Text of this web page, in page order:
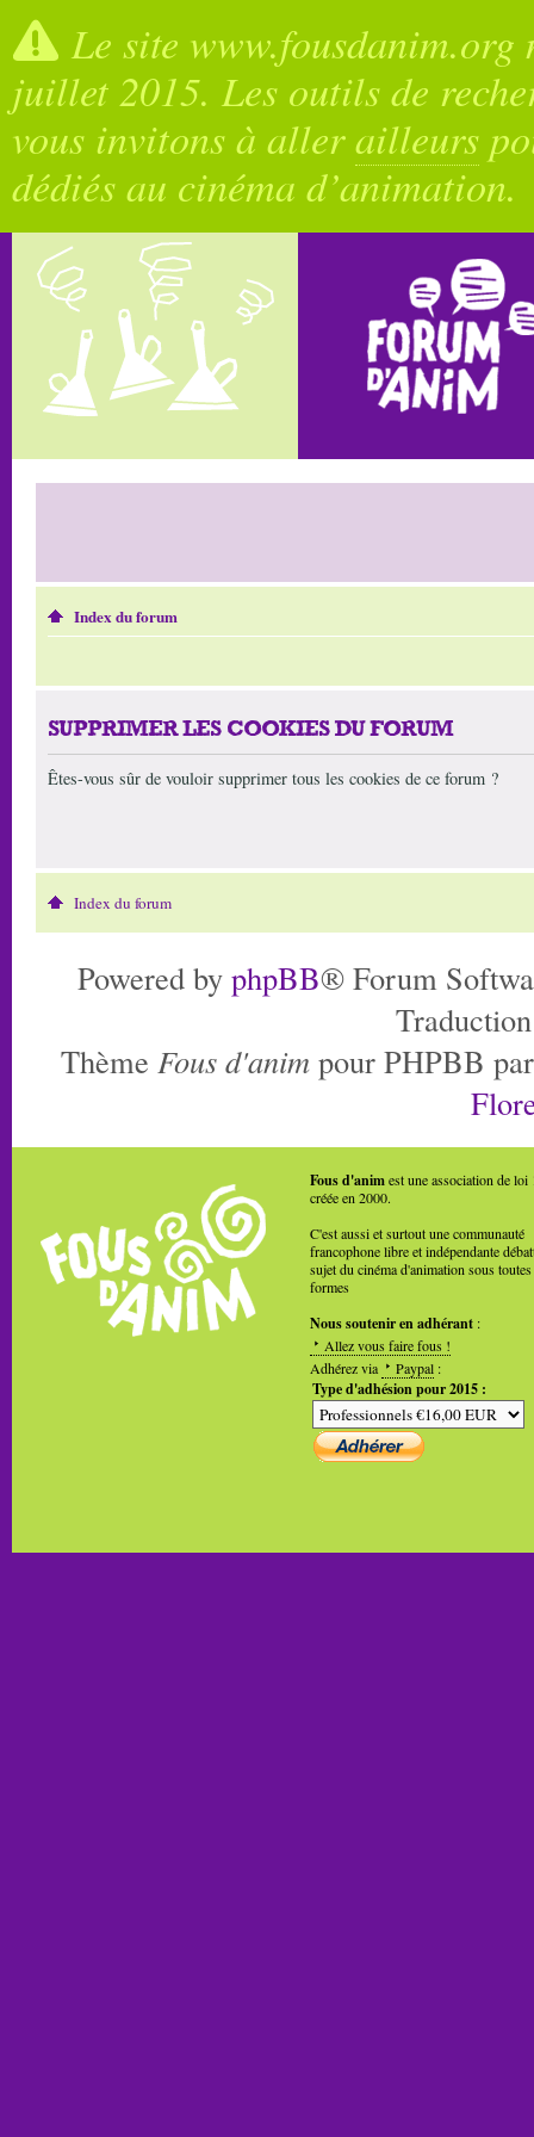
Le site
juillet 2015. Les outils de
vous invitons à allerailleurs
dédiés au cinéma d’animation.
Index du forum
SUPPRIMER LES COOKIES DU FORUM
Êtes-vous sûr de vouloir supprimer tous les cookies de ce forum ?
Index du forum
Powered by phpBB® Forum
Thème Fous d'anim pour PHPBB
Fous d'animest une association de loi
créée en 2000.
C'est aussi et surtout une communauté
francophone libre et indépendante
sujet du cinéma d'animation sous toutes
formes
Nous soutenir en adhérant :
Allez vous faire fous !
Adhérez via
Paypal :
Type d'adhésion pour 2015 :